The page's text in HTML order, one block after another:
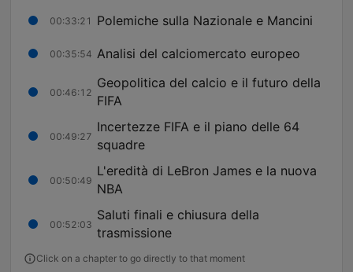
00:33:21 Polemiche sulla Nazionale e Mancini
00:35:54 Analisi del calciomercato europeo
00:46:12
Geopolitica del calcio e il futuro della
FIFA
00:49:27
Incertezze FIFA e il piano delle 64
squadre
00:50:49
L'eredità di LeBron James e la nuova
NBA
00:52:03
Saluti finali e chiusura della
trasmissione
Click on a chapter to go directly to that moment